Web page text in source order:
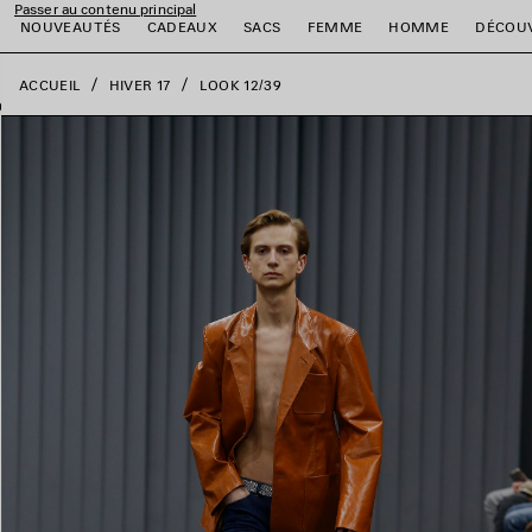
Passer au contenu principal
NOUVEAUTÉS
CADEAUX SACS FEMME HOMME
ACCUEIL HIVER 17 LOOK 12/39
fermer la bannière